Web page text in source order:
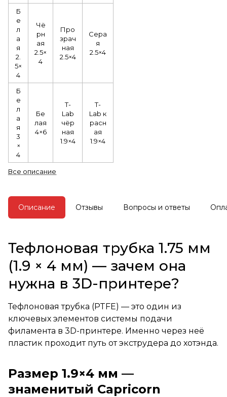
Б
е
л
а
я
2.
5×
4
Чё
рн
ая
2.5×
4
Про
зрач
ная
2.5×4
Сера
я
2.5×4
Б
е
л
а
я
3
×
4
Бе
лая
4×6
T-
Lab
чёр
ная
1.9×4
T-
Lab к
расн
ая
1.9×4
Все описание
Описание Отзывы Вопросы и ответы
Тефлоновая трубка 1.75 мм
(1.9 × 4 мм) — зачем она
нужна в 3D-принтере?
Тефлоновая трубка (PTFE) — это один из
ключевых элементов системы подачи
филамента в 3D-принтере. Именно через неё
пластик проходит путь от экструдера до хотэнда.
Размер 1.9×4 мм —
знаменитый Capricorn